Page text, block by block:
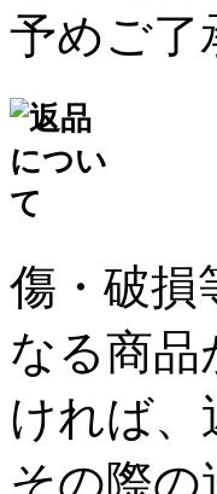
予めご了
傷・破損
なる商品
ければ、
その際